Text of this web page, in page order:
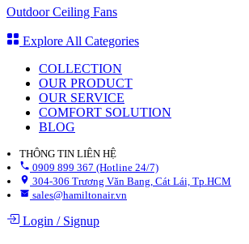
Outdoor Ceiling Fans
Explore All Categories
COLLECTION
OUR PRODUCT
OUR SERVICE
COMFORT SOLUTION
BLOG
THÔNG TIN LIÊN HỆ
0909 899 367 (Hotline 24/7)
304-306 Trương Văn Bang, Cát Lái, Tp.HCM
sales@hamiltonair.vn
Login /Signup